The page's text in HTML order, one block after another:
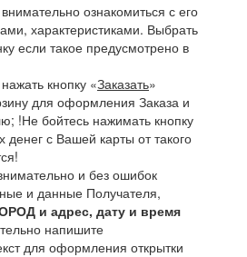
ознакомиться с его
характеристиками. Выбрать
если такое предусмотрено в
кнопку «Заказать»
для оформления Заказа и
!Не бойтесь нажимать кнопку
денег с Вашей карты от такого
и без ошибок
и данные Получателя,
и адрес, дату и время
напишите
для оформления открытки